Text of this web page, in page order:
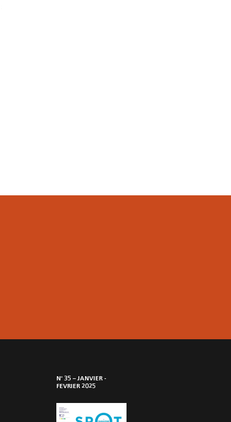
No 35 –JANVIER -
FEVRIER 2025